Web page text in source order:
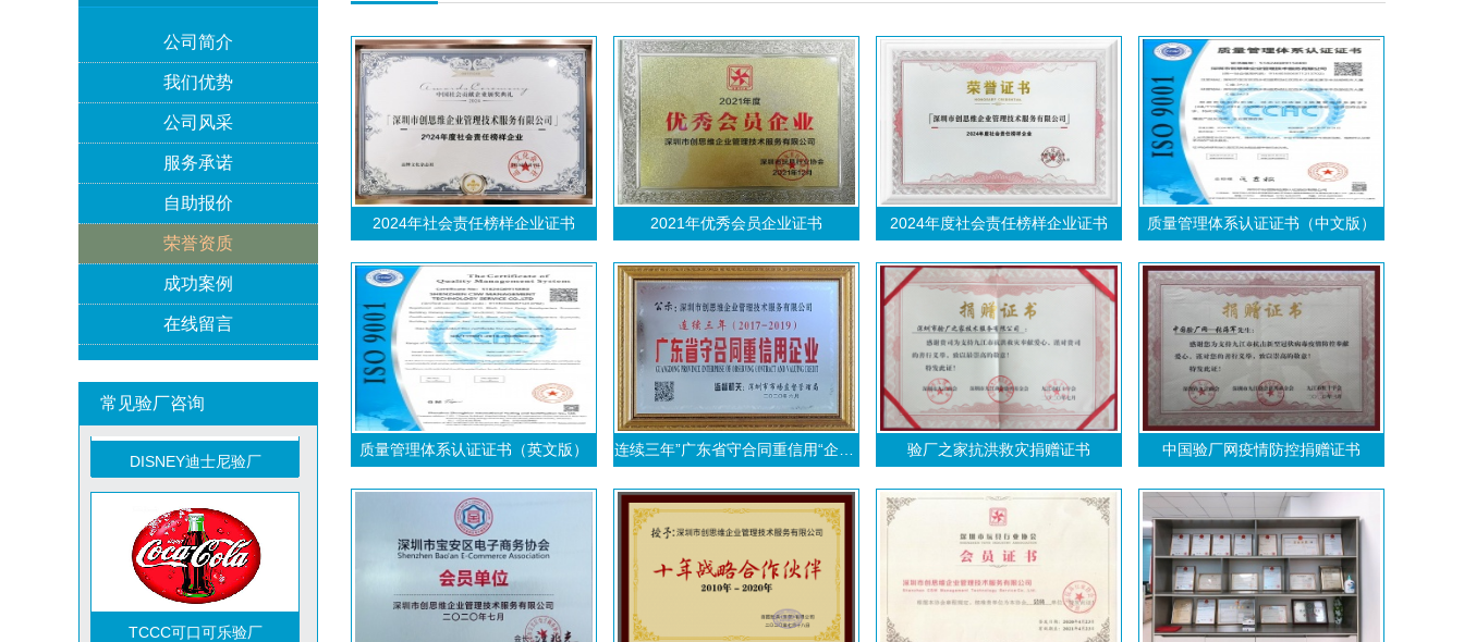
公司简介
我们优势
公司风采
服务承诺
自助报价
荣誉资质
成功案例
在线留言
常见验厂咨询
BSCI验厂
ICTI验厂
DISNEY迪士尼验厂
TCCC可口可乐验厂
2024年社会责任榜样企业证书 2021年优秀会员企业证书 2024年度社会责任榜样企业证书 质量管理体系认证证书（中文版）
质量管理体系认证证书（英文版） 验厂之家抗洪救灾捐赠证书 中国验厂网疫情防控捐赠证书